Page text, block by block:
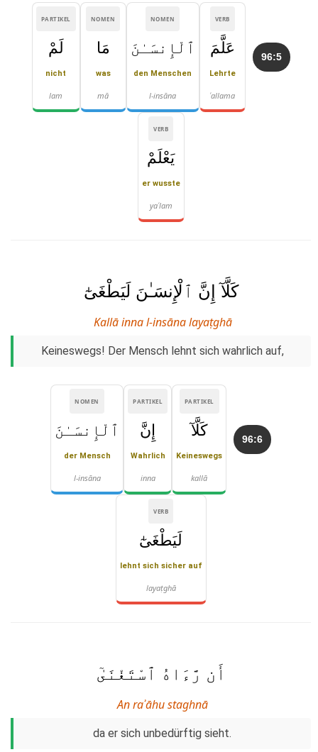
96:5
VERB
عَلَّمَ
Lehrte
ʿallama
NOMEN
ٱلْإِنسَـٰنَ
den Menschen
l-insāna
NOMEN
مَا
was
mā
PARTIKEL
لَمْ
nicht
lam
VERB
يَعْلَمْ
er wusste
yaʿlam
كَلَّآ إِنَّ ٱلْإِنسَـٰنَ لَيَطْغَىٰٓ
Kallā inna l-insāna layaṭghā
Keineswegs! Der Mensch lehnt sich wahrlich auf,
96:6
PARTIKEL
كَلَّآ
Keineswegs
kallā
PARTIKEL
إِنَّ
Wahrlich
inna
NOMEN
ٱلْإِنسَـٰنَ
der Mensch
l-insāna
VERB
لَيَطْغَىٰٓ
lehnt sich sicher auf
layaṭghā
أَن رَّءَاهُ ٱسْتَغْنَىٰٓ
An raʾāhu staghnā
da er sich unbedürftig sieht.